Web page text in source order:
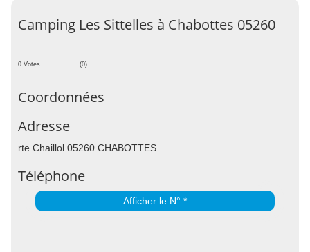
Camping Les Sittelles à Chabottes 05260
0 Votes (0)
Coordonnées
Adresse
rte Chaillol 05260 CHABOTTES
Téléphone
Afficher le N° *